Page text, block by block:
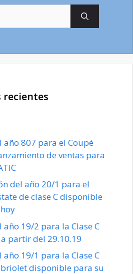
recientes
año 807 para el Coupé
de ventas para
del año 20/1 para el
de clase C disponible
año 19/2 para la Clase C
partir del 29.10.19
año 19/1 para la Clase C
disponible para su